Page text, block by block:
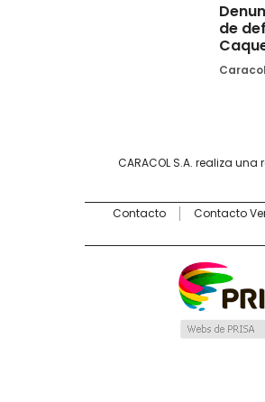
de
CARACOL S.A. realiza
Contacto Contacto